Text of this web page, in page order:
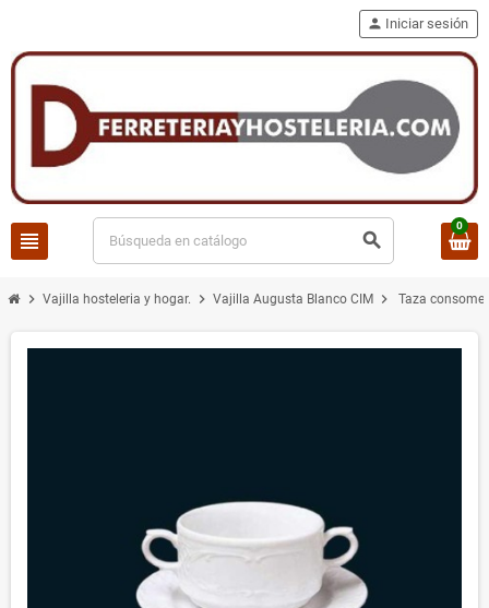
view_headline search
person Iniciar sesión
0
chevron_right Vajilla hosteleria y hogar. chevron_right Vajilla Augusta Blanco CIM chevron_right Taza consome